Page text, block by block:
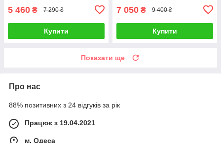
5 460 ₴ 7 290 ₴
Купити
7 050 ₴ 9 400 ₴
Купити
Показати ще
Про нас
88% позитивних з 24 відгуків за рік
Працює з 19.04.2021
м. Одеса